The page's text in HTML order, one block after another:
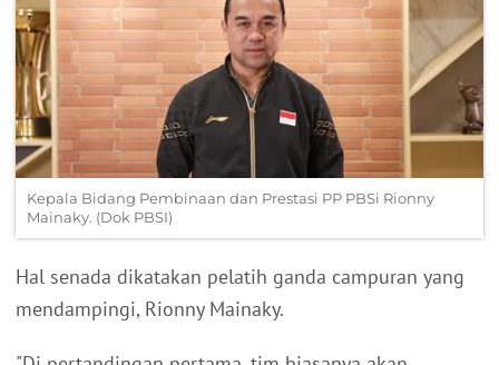
Kepala Bidang Pembinaan dan Prestasi PP PBSi Rionny
Mainaky. (Dok PBSI)
Hal senada dikatakan pelatih ganda campuran yang
mendampingi, Rionny Mainaky.